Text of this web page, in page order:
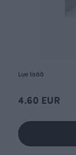
Lue lisää
4.60 EUR